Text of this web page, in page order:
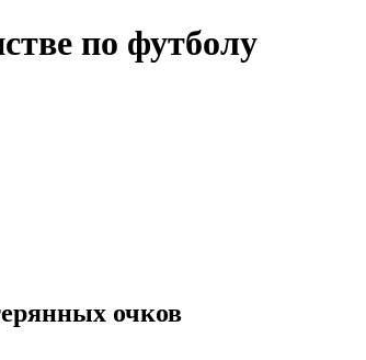
по футболу
очков